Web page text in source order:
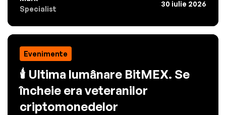
Specialist
30 iulie 2026
Evenimente
🕯️ Ultima lumânare BitMEX. Se
încheie era veteranilor
criptomonedelor